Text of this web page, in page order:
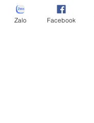
Zalo Facebook